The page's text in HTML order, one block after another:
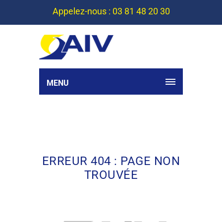
Appelez-nous : 03 81 48 20 30
MENU
ERREUR 404 : PAGE NON
TROUVÉE